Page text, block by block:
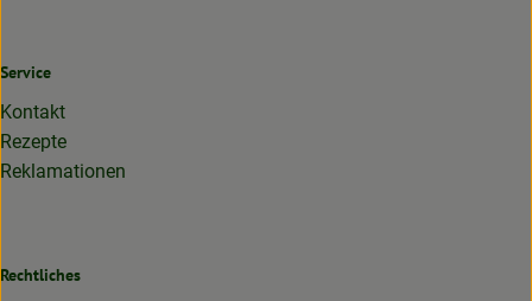
Service
Kontakt
Rezepte
Reklamationen
Rechtliches